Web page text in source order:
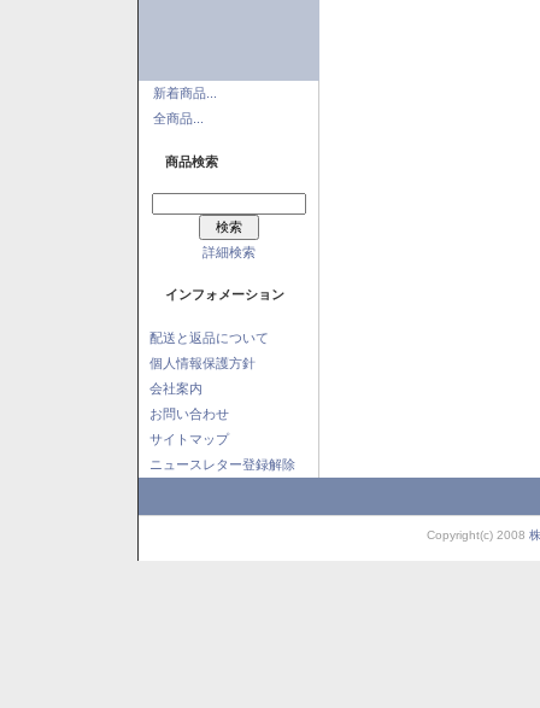
新着商品...
全商品...
商品検索
詳細検索
インフォメーション
配送と返品について
個人情報保護方針
会社案内
お問い合わせ
サイトマップ
ニュースレター登録解除
Copyright(c) 2008